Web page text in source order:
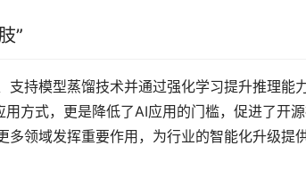
”
支持模型蒸馏技术并通过强化学习提升推理能
方式，更是降低了AI应用的门槛，促进了开
多领域发挥重要作用，为行业的智能化升级提